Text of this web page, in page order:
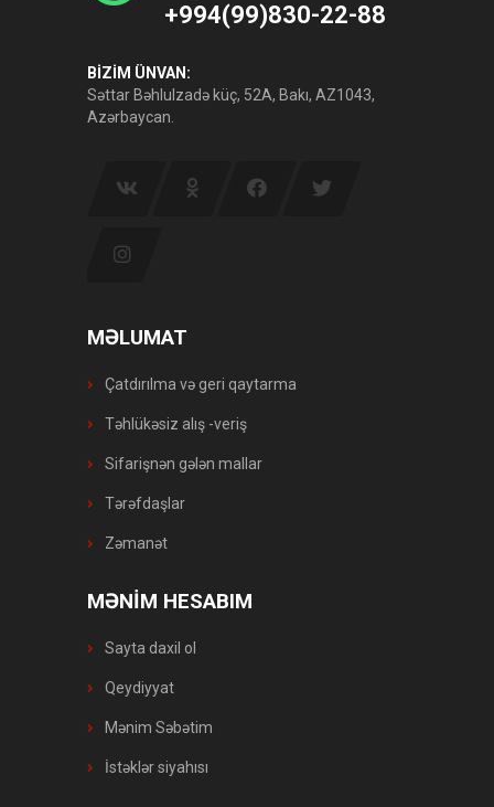
+994(99)830-22-88
BİZİM ÜNVAN:
Səttar Bəhlulzadə küç, 52A, Bakı, AZ1043,
Azərbaycan.
MƏLUMAT
Çatdırılma və geri qaytarma
Təhlükəsiz alış -veriş
Sifarişnən gələn mallar
Tərəfdaşlar
Zəmanət
MƏNİM HESABIM
Sayta daxil ol
Qeydiyyat
Mənim Səbətim
İstəklər siyahısı